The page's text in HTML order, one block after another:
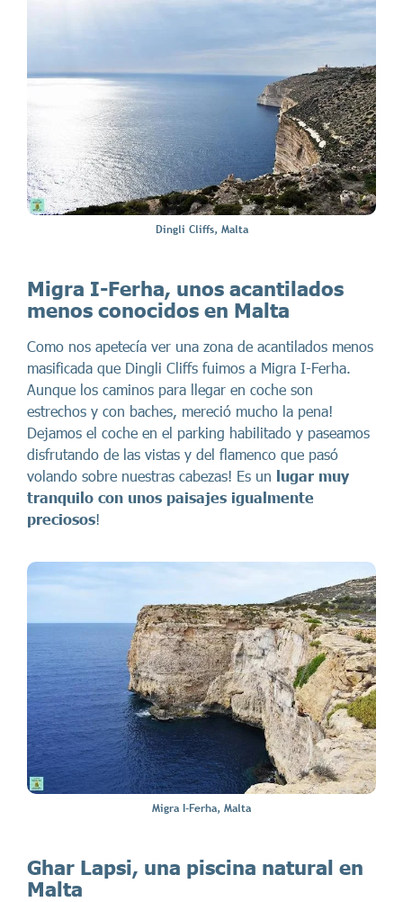
Dingli Cliffs, Malta
Migra I-Ferha, unos acantilados
menos conocidos en Malta
Como nos apetecía ver una zona de acantilados menos
masificada que Dingli Cliffs fuimos a Migra I-Ferha.
Aunque los caminos para llegar en coche son
estrechos y con baches, mereció mucho la pena!
Dejamos el coche en el parking habilitado y paseamos
disfrutando de las vistas y del flamenco que pasó
volando sobre nuestras cabezas! Es un lugar muy
tranquilo con unos paisajes igualmente
preciosos!
Migra I-Ferha, Malta
Ghar Lapsi, una piscina natural en
Malta